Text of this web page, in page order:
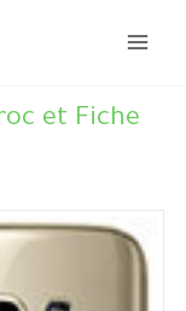
et Fiche